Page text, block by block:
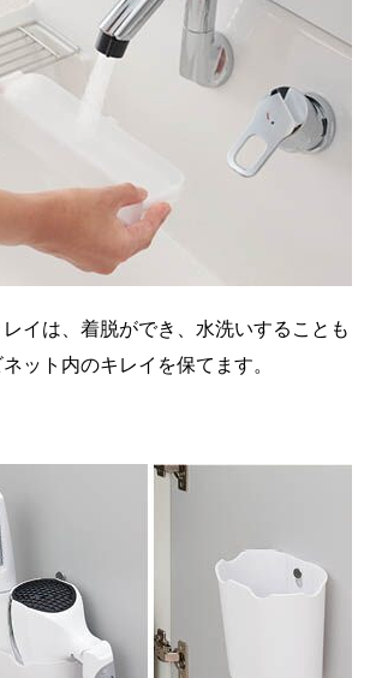
イは、着脱ができ、水洗いすることも
ット内のキレイを保てます。